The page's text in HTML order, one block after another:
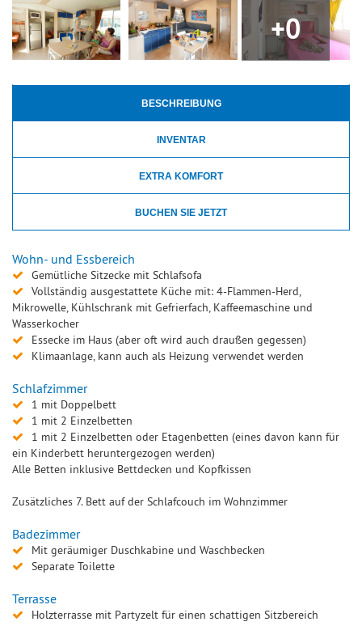
+0
BESCHREIBUNG
INVENTAR
EXTRA KOMFORT
BUCHEN SIE JETZT
Wohn- und Essbereich
Gemütliche Sitzecke mit Schlafsofa
Vollständig ausgestattete Küche mit: 4-Flammen-Herd,
Mikrowelle, Kühlschrank mit Gefrierfach, Kaffeemaschine und
Wasserkocher
Essecke im Haus (aber oft wird auch draußen gegessen)
Klimaanlage, kann auch als Heizung verwendet werden
Schlafzimmer
1 mit Doppelbett
1 mit 2 Einzelbetten
1 mit 2 Einzelbetten oder Etagenbetten (eines davon kann für
ein Kinderbett heruntergezogen werden)
Alle Betten inklusive Bettdecken und Kopfkissen
Zusätzliches 7. Bett auf der Schlafcouch im Wohnzimmer
Badezimmer
Mit geräumiger Duschkabine und Waschbecken
Separate Toilette
Terrasse
Holzterrasse mit Partyzelt für einen schattigen Sitzbereich